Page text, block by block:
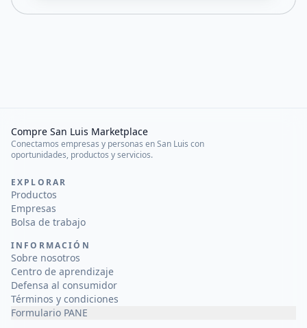
Compre San Luis Marketplace
Conectamos empresas y personas en San Luis con
oportunidades, productos y servicios.
EXPLORAR
Productos
Empresas
Bolsa de trabajo
INFORMACIÓN
Sobre nosotros
Centro de aprendizaje
Defensa al consumidor
Términos y condiciones
Formulario PANE